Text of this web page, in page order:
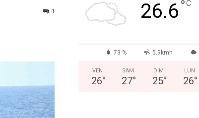
1 26.6°C
73 % 5.9kmh
VEN
26°
SAM
27°
DIM
25°
LUN
26°